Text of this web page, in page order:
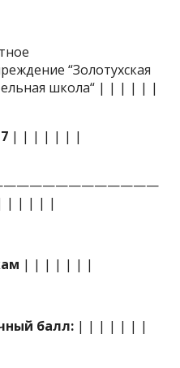
“Золотухская
школа“ | | | | | |
| | | | | | |
| | | |
| | | | | | |
балл: | | | | | | |